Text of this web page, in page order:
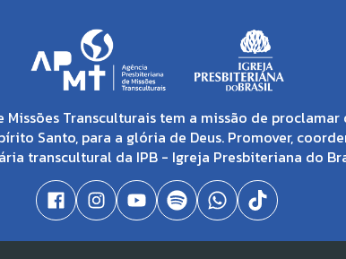
Transculturais tem a missão de
Santo, para a glória de Deus. Promover,
transcultural da IPB - Igreja Presbiteriana do